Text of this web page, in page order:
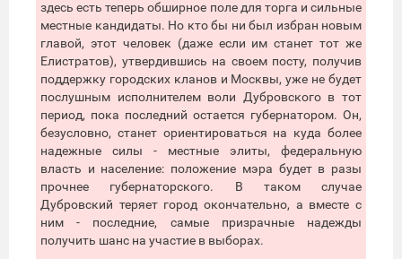
здесь есть теперь обширное поле для торга и сильные
местные кандидаты. Но кто бы ни был избран новым
главой, этот человек (даже если им станет тот же
Елистратов), утвердившись на своем посту, получив
поддержку городских кланов и Москвы, уже не будет
послушным исполнителем воли Дубровского в тот
период, пока последний остается губернатором. Он,
безусловно, станет ориентироваться на куда более
надежные силы - местные элиты, федеральную
власть и население: положение мэра будет в разы
прочнее губернаторского. В таком случае
Дубровский теряет город окончательно, а вместе с
ним - последние, самые призрачные надежды
получить шанс на участие в выборах.